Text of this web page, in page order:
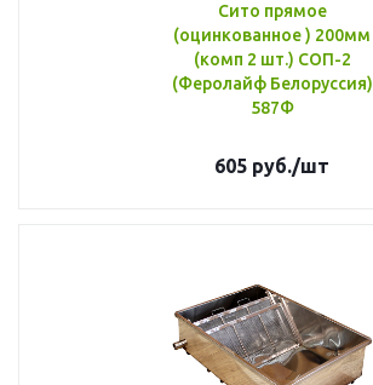
Сито прямое
(оцинкованное ) 200мм
(комп 2 шт.) СОП-2
(Феролайф Белоруссия)
587Ф
605 руб./шт